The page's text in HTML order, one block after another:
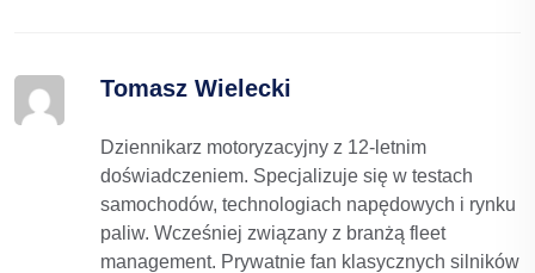
Tomasz Wielecki
Dziennikarz motoryzacyjny z 12-letnim
doświadczeniem. Specjalizuje się w testach
samochodów, technologiach napędowych i rynku
paliw. Wcześniej związany z branżą fleet
management. Prywatnie fan klasycznych silników